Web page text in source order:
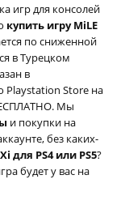
игр для консолей
купить игру MiLE
по сниженной
в Турецком
в
Playstation Store на
Мы
и покупки на
без каких-
для PS4 или PS5?
будет у вас на